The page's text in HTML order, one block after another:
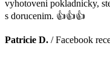
vyhotoveni pokladnicky,
s dorucenim. 👍👍👍
Patricie D. /Facebook